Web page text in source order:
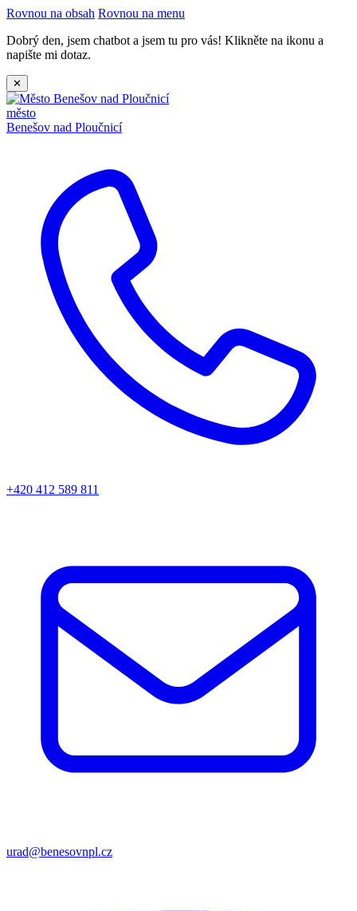
Rovnou na obsah Rovnou na menu
Dobrý den, jsem chatbot a jsem tu pro vás! Klikněte na ikonu a
napište mi dotaz.
✕
město
Benešov nad Ploučnicí
+420 412 589 811
urad@benesovnpl.cz